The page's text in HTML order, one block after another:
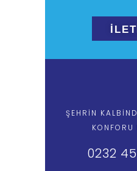
ŞEHRİN
KONFORU
0232